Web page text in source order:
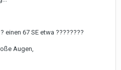
einen 67 SE etwa ????????
Augen,